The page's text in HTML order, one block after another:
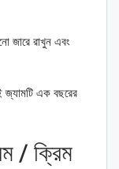
জারে রাখুন এবং
জ্যামটি এক বছরের
/ ক্রিম